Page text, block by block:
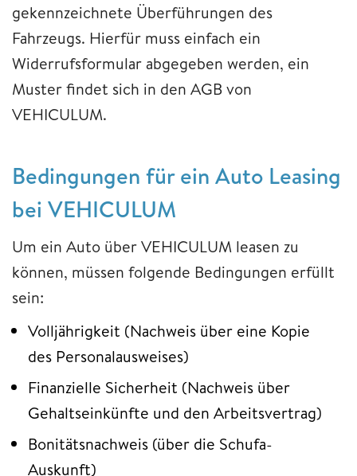
gekennzeichnete Überführungen des
Fahrzeugs. Hierfür muss einfach ein
Widerrufsformular abgegeben werden, ein
Muster findet sich in den AGB von
VEHICULUM.
Bedingungen für ein Auto Leasing
bei VEHICULUM
Um ein Auto über VEHICULUM leasen zu
können, müssen folgende Bedingungen erfüllt
sein:
Volljährigkeit (Nachweis über eine Kopie
des Personalausweises)
Finanzielle Sicherheit (Nachweis über
Gehaltseinkünfte und den Arbeitsvertrag)
Bonitätsnachweis (über die Schufa-
Auskunft)